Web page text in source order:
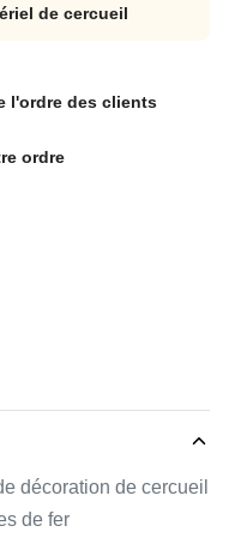
de cercueil
l'ordre des clients
ordre
décoration de cercueil
de fer